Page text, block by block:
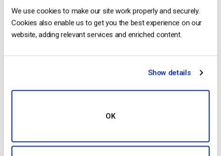
We use cookies to make our site work properly and securely.
Cookies also enable us to get you the best experience on our
website, adding relevant services and enriched content.
Show details
OK
Para los espectadores, esto puede requerir suscripciones
varios servicios de streaming OTT, lo que puede resultar caro.
También supone un quebradero de cabeza para los
espectadores con intereses diversos, porque puede resultar
creciendo en la dirección de la sobrefragmentación mientras
de streaming adicionales.